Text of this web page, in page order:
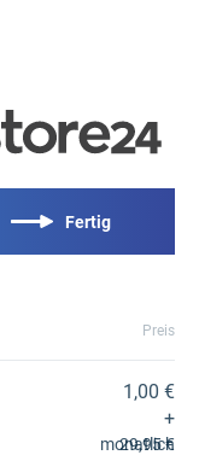
Fertig
Preis
1,00 €
+
29,95 €
monatlich